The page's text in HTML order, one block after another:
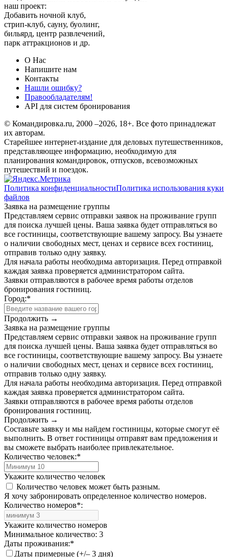
наш проект:
Добавить ночной клуб,
стрип-клуб, сауну, буолинг,
бильярд, центр развлечений,
парк аттракционов и др.
О Нас
Напишите нам
Контакты
Нашли ошибку?
Правообладателям!
API для систем бронирования
© Командировка.ru, 2000 –2026, 18+. Все фото принадлежат
их авторам.
Старейшее интернет-издание для деловых путешественников,
представляющее информацию, необходимую для
планирования командировок, отпусков, всевозможных
путешествий и поездок.
Политика конфиденциальностиПолитика использования куки
файлов
Заявка на размещение группы
Представляем сервис отправки заявок на проживание групп
для поиска лучшей цены. Ваша заявка будет отправляться во
все гостиницы, соответствующие вашему запросу. Вы узнаете
о наличии свободных мест, ценах и сервисе всех гостиниц,
отправив только одну заявку.
Для начала работы необходима авторизация. Перед отправкой
каждая заявка проверяется администратором сайта.
Заявки отправляются в рабочее время работы отделов
бронирования гостиниц.
Город:*
Продолжить →
Заявка на размещение группы
Представляем сервис отправки заявок на проживание групп
для поиска лучшей цены. Ваша заявка будет отправляться во
все гостиницы, соответствующие вашему запросу. Вы узнаете
о наличии свободных мест, ценах и сервисе всех гостиниц,
отправив только одну заявку.
Для начала работы необходима авторизация. Перед отправкой
каждая заявка проверяется администратором сайта.
Заявки отправляются в рабочее время работы отделов
бронирования гостиниц.
Продолжить →
Составьте заявку и мы найдем гостиницы, которые смогут её
выполнить. В ответ гостиницы отправят вам предложения и
вы сможете выбрать наиболее привлекательное.
Количество человек:*
Укажите количество человек
Количество человек может быть разным.
Я хочу забронировать определенное количество номеров.
Количество номеров*:
Укажите количество номеров
Минимальное количество: 3
Даты проживания:*
Даты примерные (+/– 3 дня)